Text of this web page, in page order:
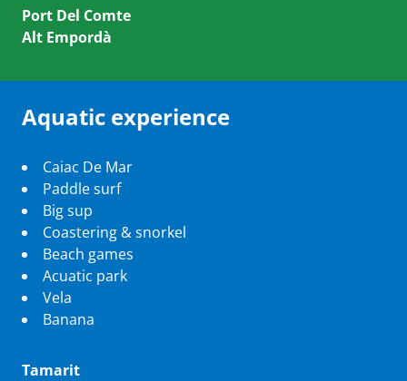
Port Del Comte
Alt Empordà
Aquatic experience
Caiac De Mar
Paddle surf
Big sup
Coastering & snorkel
Beach games
Acuatic park
Vela
Banana
Tamarit